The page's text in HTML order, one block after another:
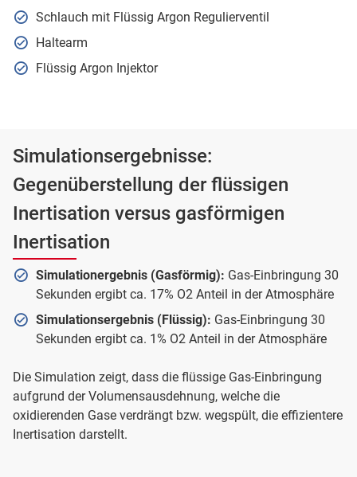
Schlauch mit Flüssig Argon Regulierventil
Haltearm
Flüssig Argon Injektor
Simulationsergebnisse:
Gegenüberstellung der flüssigen
Inertisation versus gasförmigen
Inertisation
Simulationergebnis (Gasförmig): Gas-Einbringung 30
Sekunden ergibt ca. 17% O2 Anteil in der Atmosphäre
Simulationsergebnis (Flüssig): Gas-Einbringung 30
Sekunden ergibt ca. 1% O2 Anteil in der Atmosphäre
Die Simulation zeigt, dass die flüssige Gas-Einbringung
aufgrund der Volumensausdehnung, welche die
oxidierenden Gase verdrängt bzw. wegspült, die effizientere
Inertisation darstellt.